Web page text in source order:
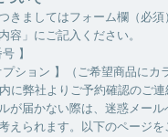
きましてはフォーム欄（必
容」にご記入ください。
】
プション 】（ご希望商品にカ
に弊社よりご予約確認のご連
が届かない際は、迷惑メー
えられます。以下のページを